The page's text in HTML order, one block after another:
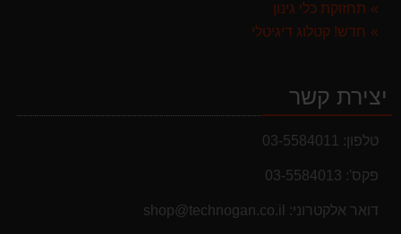
תחזוקת כלי גינון
חדש! קטלוג דיגיטלי
יצירת קשר
טלפון: 03-5584011
פקס': 03-5584013
דואר אלקטרוני: shop@technogan.co.il
מבצעים והנחות